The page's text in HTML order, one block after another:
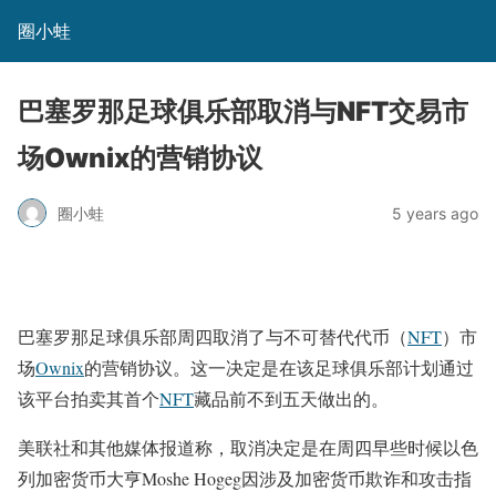
圈小蛙
巴塞罗那足球俱乐部取消与NFT交易市
场Ownix​​的营销协议
圈小蛙 5 years ago
巴塞罗那足球俱乐部周四取消了与不可替代代币（NFT）市
场Ownix的营销协议。这一决定是在该足球俱乐部计划通过
该平台拍卖其首个NFT藏品前不到五天做出的。
美联社和其他媒体报道称，取消决定是在周四早些时候以色
列加密货币大亨Moshe Hogeg因涉及加密货币欺诈和攻击指